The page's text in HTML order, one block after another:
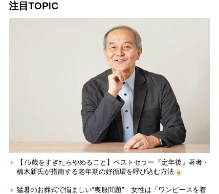
注目TOPIC
【75歳をすぎたらやめること】ベストセラー『定年後』著者・
楠木新氏が指南する老年期の好循環を呼び込む方法
猛暑のお葬式で悩ましい“喪服問題” 女性は「ワンピースを着